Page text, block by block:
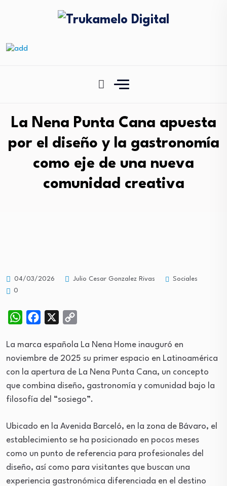
La Nena Punta Cana apuesta
por el diseño y la gastronomía
como eje de una nueva
comunidad creativa
04/03/2026 Julio Cesar Gonzalez Rivas
Sociales
0
WhatsAppFacebook
La marca española La Nena Home inauguró en
noviembre de 2025 su primer espacio en Latinoamérica
con la apertura de La Nena Punta Cana, un concepto
que combina diseño, gastronomía y comunidad bajo la
filosofía del “sosiego”.
Ubicado en la Avenida Barceló, en la zona de Bávaro, el
establecimiento se ha posicionado en pocos meses
como un punto de referencia para profesionales del
diseño, así como para visitantes que buscan una
experiencia gastronómica diferenciada en el destino